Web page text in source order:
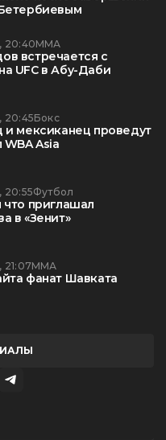
20:40ММА
встречается с
UFC в Абу-Даби
20:45Бокс
и мексиканец проведут
WBA Asia
20:55Футбол
что приглашал
в «Зенит»
21:07ММА
фанат Шавката